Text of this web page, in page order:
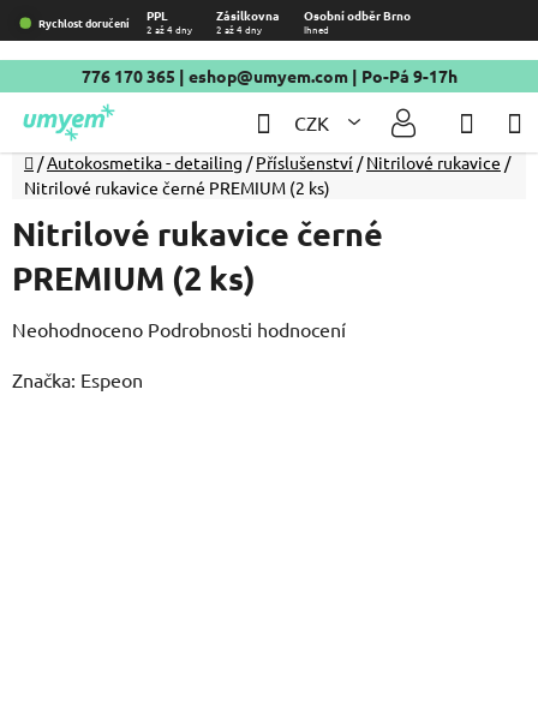
Přejít
na
obsah
Rychlost doručení PPL Zásilkovna Osobní odběr Brno
2 až 4 dny 2 až 4 dny Ihned
776 170 365 | eshop@umyem.com| Po-Pá 9-17h
CZK
Hledat
Domů
/Autokosmetika - detailing / Příslušenství / Nitrilové rukavice /
Nitrilové rukavice černé PREMIUM (2 ks)
Nitrilové rukavice černé
PREMIUM (2 ks)
Průměrné
produktu
Neohodnoceno Podrobnosti hodnocení
Značka: Espeon